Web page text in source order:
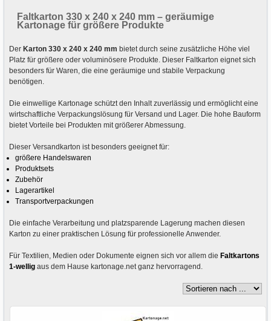
Faltkarton 330 x 240 x 240 mm – geräumige
Kartonage für größere Produkte
DerKarton 330 x 240 x 240 mm bietet durch seine zusätzliche Höhe viel
Platz für größere oder voluminösere Produkte. Dieser Faltkarton eignet sich
besonders für Waren, die eine geräumige und stabile Verpackung
benötigen.
Die einwellige Kartonage schützt den Inhalt zuverlässig und ermöglicht eine
wirtschaftliche Verpackungslösung für Versand und Lager. Die hohe Bauform
bietet Vorteile bei Produkten mit größerer Abmessung.
Dieser Versandkarton ist besonders geeignet für:
größere Handelswaren
Produktsets
Zubehör
Lagerartikel
Transportverpackungen
Die einfache Verarbeitung und platzsparende Lagerung machen diesen
Karton zu einer praktischen Lösung für professionelle Anwender.
Für Textilien, Medien oder Dokumente eignen sich vor allem dieFaltkartons
1-wellig aus dem Hause kartonage.net ganz hervorragend.